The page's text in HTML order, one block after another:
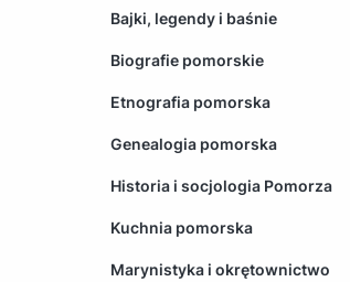
Bajki, legendy i baśnie
Biografie pomorskie
Etnografia pomorska
Genealogia pomorska
Historia i socjologia Pomorza
Kuchnia pomorska
Marynistyka i okrętownictwo